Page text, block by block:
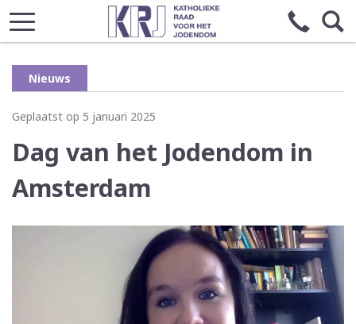
Nieuws
Geplaatst op 5 januari 2025
Dag van het Jodendom in
Amsterdam